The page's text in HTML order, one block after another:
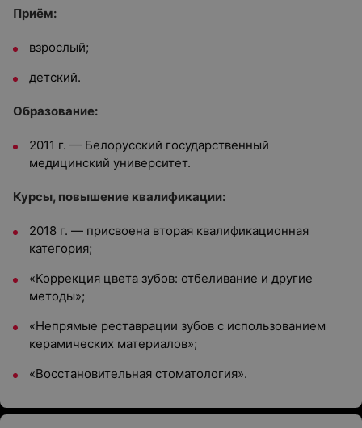
Приём:
взрослый;
детский.
Образование:
2011 г. — Белорусский государственный
медицинский университет.
Курсы, повышение квалификации:
2018 г. — присвоена вторая квалификационная
категория;
«Коррекция цвета зубов: отбеливание и другие
методы»;
«Непрямые реставрации зубов с использованием
керамических материалов»;
«Восстановительная стоматология».